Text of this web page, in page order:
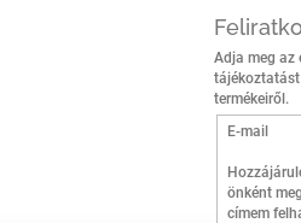
Adja meg az
termékeiről.
E-mail
önként
címem